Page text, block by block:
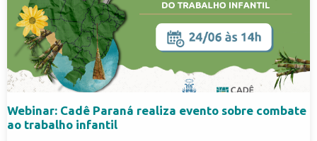
Webinar: Cadê Paraná realiza evento sobre combate
ao trabalho infantil